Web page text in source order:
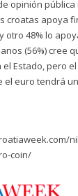
opinión
croatas apoya
otro 48% lo
(56%) cree
Estado, pero el
el euro tendrá
coin/